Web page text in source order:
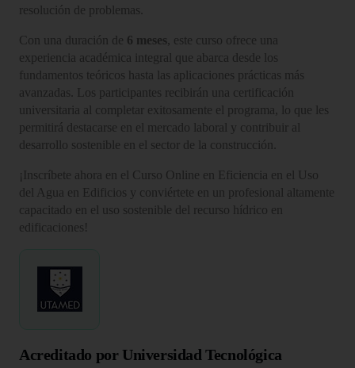
resolución de problemas.
Con una duración de 6 meses , este curso ofrece una
experiencia académica integral que abarca desde los
fundamentos teóricos hasta las aplicaciones prácticas más
avanzadas. Los participantes recibirán una certificación
universitaria al completar exitosamente el programa, lo que les
permitirá destacarse en el mercado laboral y contribuir al
desarrollo sostenible en el sector de la construcción.
¡Inscríbete ahora en el Curso Online en Eficiencia en el Uso
del Agua en Edificios y conviértete en un profesional altamente
capacitado en el uso sostenible del recurso hídrico en
edificaciones!
Acreditado por Universidad Tecnológica